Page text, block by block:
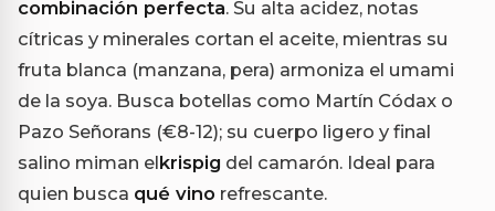
combinación perfecta. Su alta acidez, notas
cítricas y minerales cortan el aceite, mientras su
fruta blanca (manzana, pera) armoniza el umami
de la soya. Busca botellas como Martín Códax o
Pazo Señorans (€8-12); su cuerpo ligero y final
salino miman elkrispig del camarón. Ideal para
quien busca qué vino refrescante.